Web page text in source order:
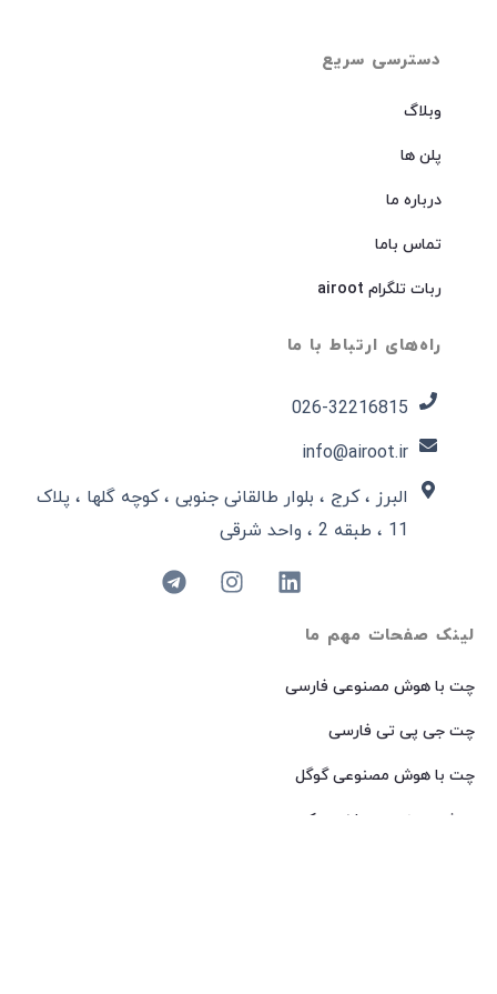
لینک صفحات مهم ما
چت با هوش مصنوعی فارسی
چت جی پی تی فارسی
چت با هوش مصنوعی گوگل
هوش مصنوعی ساخت عکس
دسترسی سریع
وبلاگ
پلن ها
درباره ما
تماس باما
ربات تلگرام airoot
راه‌های ارتباط با ما
026-32216815​
info@airoot.ir
البرز ، کرج ، بلوار طالقانی جنوبی ، کوچه گلها ، پلاک
11 ، طبقه 2 ، واحد شرقی